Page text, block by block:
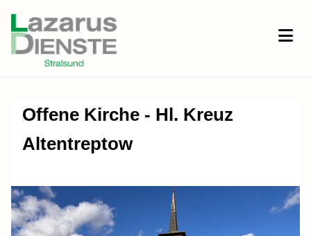
Offene Kirche - Hl. Kreuz
Altentreptow